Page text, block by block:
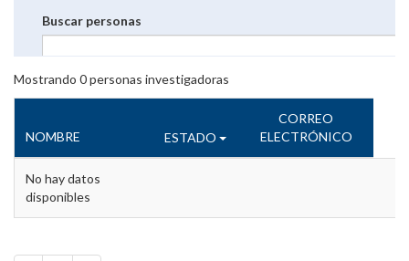
Buscar personas
Mostrando 0personas investigadoras
NOMBRE ESTADO
CORREO
ELECTRÓNICO
No hay datos
disponibles